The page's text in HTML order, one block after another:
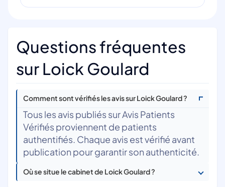
Questions fréquentes
sur Loick Goulard
Comment sont vérifiés les avis sur Loick Goulard ?
Tous les avis publiés sur Avis Patients
Vérifiés proviennent de patients
authentifiés. Chaque avis est vérifié avant
publication pour garantir son authenticité.
Où se situe le cabinet de Loick Goulard ?